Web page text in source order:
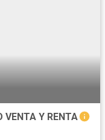
VENTA Y RENTA